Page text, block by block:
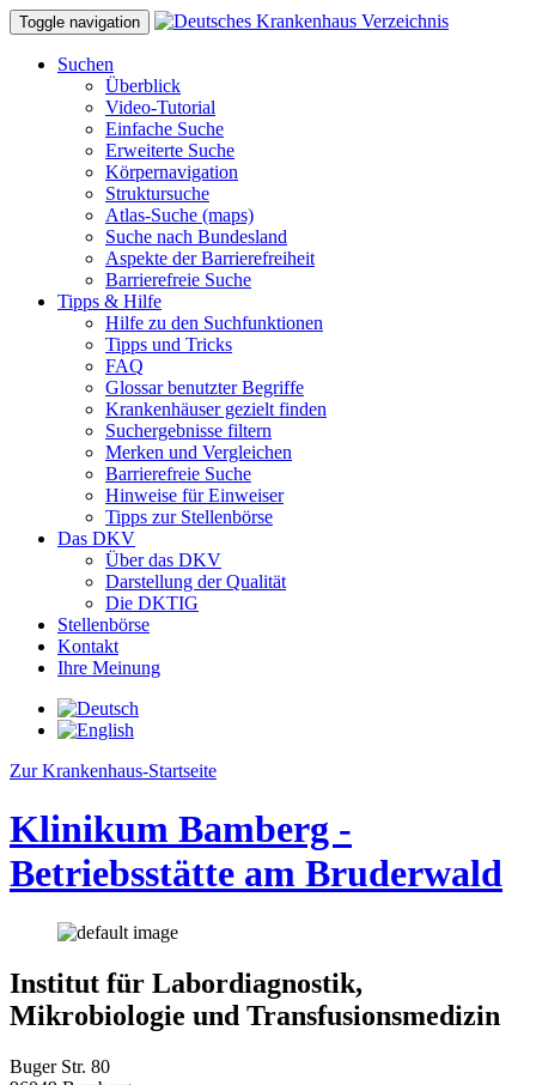
Toggle navigation
Suchen
Überblick
Video-Tutorial
Einfache Suche
Erweiterte Suche
Körpernavigation
Struktursuche
Atlas-Suche (maps)
Suche nach Bundesland
Aspekte der Barrierefreiheit
Barrierefreie Suche
Tipps & Hilfe
Hilfe zu den Suchfunktionen
Tipps und Tricks
FAQ
Glossar benutzter Begriffe
Krankenhäuser gezielt finden
Suchergebnisse filtern
Merken und Vergleichen
Barrierefreie Suche
Hinweise für Einweiser
Tipps zur Stellenbörse
Das DKV
Über das DKV
Darstellung der Qualität
Die DKTIG
Stellenbörse
Kontakt
Ihre Meinung
Zur Krankenhaus-Startseite
Klinikum Bamberg -
Betriebsstätte am Bruderwald
Institut für Labordiagnostik,
Mikrobiologie und Transfusionsmedizin
Buger Str. 80